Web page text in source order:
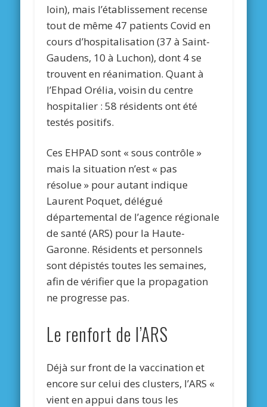
loin), mais l’établissement recense
tout de même 47 patients Covid en
cours d’hospitalisation (37 à Saint-
Gaudens, 10 à Luchon), dont 4 se
trouvent en réanimation. Quant à
l’Ehpad Orélia, voisin du centre
hospitalier : 58 résidents ont été
testés positifs.
Ces EHPAD sont « sous contrôle »
mais la situation n’est « pas
résolue » pour autant indique
Laurent Poquet, délégué
départemental de l’agence régionale
de santé (ARS) pour la Haute-
Garonne. Résidents et personnels
sont dépistés toutes les semaines,
afin de vérifier que la propagation
ne progresse pas.
Le renfort de l’ARS
Déjà sur front de la vaccination et
encore sur celui des clusters, l’ARS «
vient en appui dans tous les